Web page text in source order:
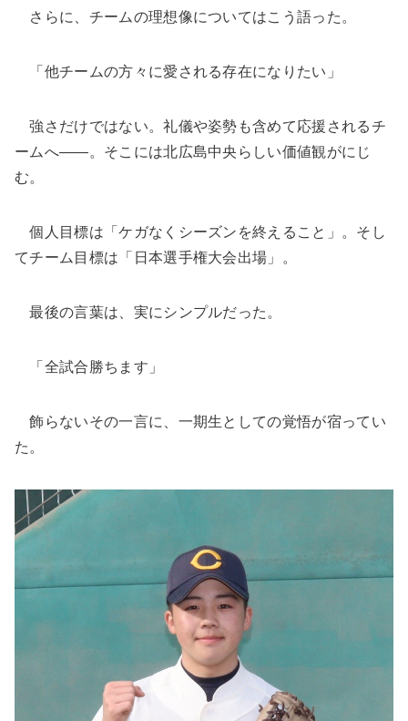
さらに、チームの理想像についてはこう語った。
「他チームの方々に愛される存在になりたい」
強さだけではない。礼儀や姿勢も含めて応援されるチ
ームへ――。そこには北広島中央らしい価値観がにじ
む。
個人目標は「ケガなくシーズンを終えること」。そし
てチーム目標は「日本選手権大会出場」。
最後の言葉は、実にシンプルだった。
「全試合勝ちます」
飾らないその一言に、一期生としての覚悟が宿ってい
た。